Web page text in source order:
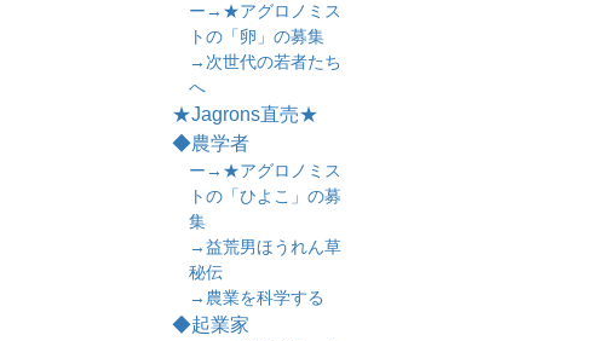
ー→★アグロノミス
トの「卵」の募集
→次世代の若者たち
へ
★Jagrons直売★
◆農学者
ー→★アグロノミス
トの「ひよこ」の募
集
→益荒男ほうれん草
秘伝
→農業を科学する
◆起業家